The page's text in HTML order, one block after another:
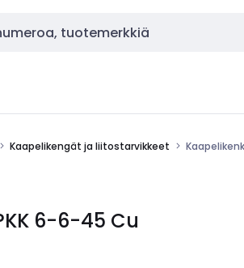
Kaapelikengät ja liitostarvikkeet
6-6-45 Cu